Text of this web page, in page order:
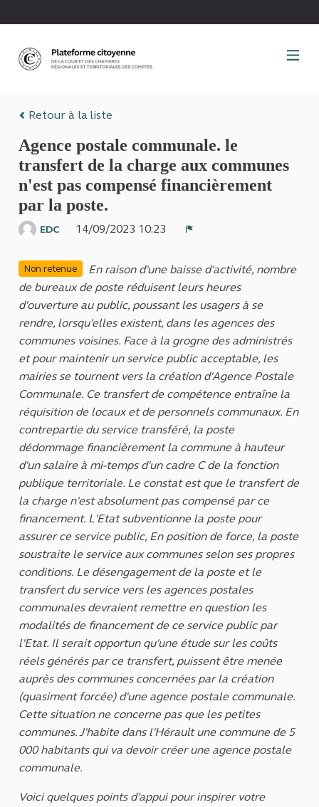
Retour à la liste
Agence postale communale. le
transfert de la charge aux communes
n'est pas compensé financièrement
par la poste.
EDC
14/09/2023 10:23
Non retenue
En raison d'une baisse d'activité, nombre
de bureaux de poste réduisent leurs heures
d'ouverture au public, poussant les usagers à se
rendre, lorsqu'elles existent, dans les agences des
communes voisines. Face à la grogne des administrés
et pour maintenir un service public acceptable, les
mairies se tournent vers la création d'Agence Postale
Communale. Ce transfert de compétence entraîne la
réquisition de locaux et de personnels communaux. En
contrepartie du service transféré, la poste
dédommage financièrement la commune à hauteur
d'un salaire à mi-temps d'un cadre C de la fonction
publique territoriale. Le constat est que le transfert de
la charge n'est absolument pas compensé par ce
financement. L'Etat subventionne la poste pour
assurer ce service public, En position de force, la poste
soustraite le service aux communes selon ses propres
conditions. Le désengagement de la poste et le
transfert du service vers les agences postales
communales devraient remettre en question les
modalités de financement de ce service public par
l'Etat. Il serait opportun qu'une étude sur les coûts
réels générés par ce transfert, puissent être menée
auprès des communes concernées par la création
(quasiment forcée) d'une agence postale communale.
Cette situation ne concerne pas que les petites
communes. J'habite dans l'Hérault une commune de 5
000 habitants qui va devoir créer une agence postale
communale.
Voici quelques points d’appui pour inspirer votre